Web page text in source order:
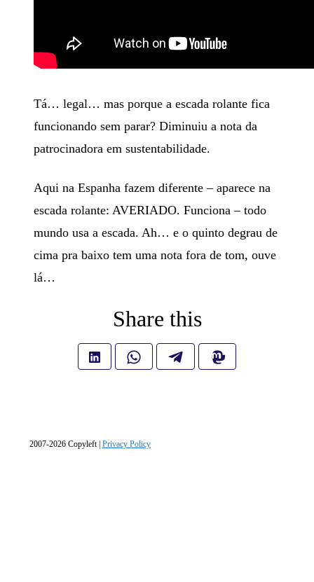
Tá… legal… mas porque a escada rolante fica
funcionando sem parar? Diminuiu a nota da
patrocinadora em sustentabilidade.
Aqui na Espanha fazem diferente – aparece na
escada rolante: AVERIADO. Funciona – todo
mundo usa a escada. Ah… e o quinto degrau de
cima pra baixo tem uma nota fora de tom, ouve
lá…
Share this
2007-2026 Copyleft | Privacy Policy